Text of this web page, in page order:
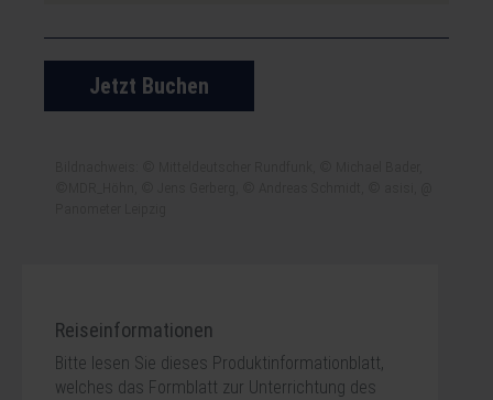
Jetzt Buchen
Reiseinformationen
Bitte lesen Sie dieses Produktinformationblatt,
welches das Formblatt zur Unterrichtung des